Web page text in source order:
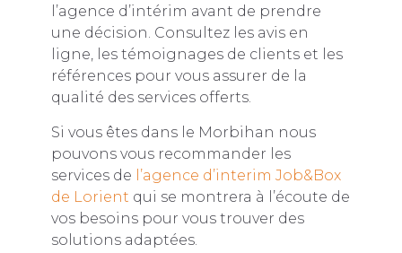
l’agence d’intérim avant de prendre
une décision. Consultez les avis en
ligne, les témoignages de clients et les
références pour vous assurer de la
qualité des services offerts.
Si vous êtes dans le Morbihan nous
pouvons vous recommander les
services de l’agence d’interim Job&Box
de Lorient qui se montrera à l’écoute de
vos besoins pour vous trouver des
solutions adaptées.